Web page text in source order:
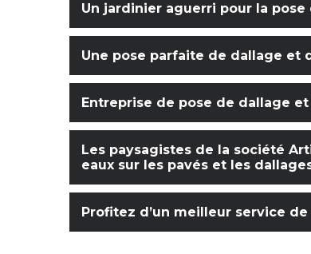
Un jardinier aguerri pour la
Une pose parfaite de dallage et
Entreprise de pose de dallage
Les paysagistes de la société
eaux sur les pavés et les
Profitez d’un meilleur service